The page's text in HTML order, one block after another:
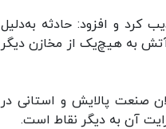
دیگر پالایشگاه را تکذیب کرد و افزود: حادثه به‌دلیل
رخ داده و خوشبختانه آتش به هیچ‌یک از مخازن دیگر
صنعت پالایش و استانی در
آن به دیگر نقاط است.